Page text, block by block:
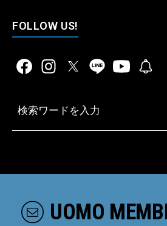
FOLLOW US!
UOMO